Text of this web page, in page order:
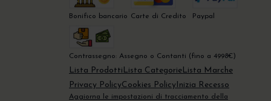
Bonifico bancario Carte di Credito Paypal
Contrassegno: Assegno o Contanti (fino a 4998€)
Lista Prodotti Lista Categorie Lista Marche
Privacy PolicyCookies Policy Inizia Recesso
Aggiorna le impostazioni di tracciamento della